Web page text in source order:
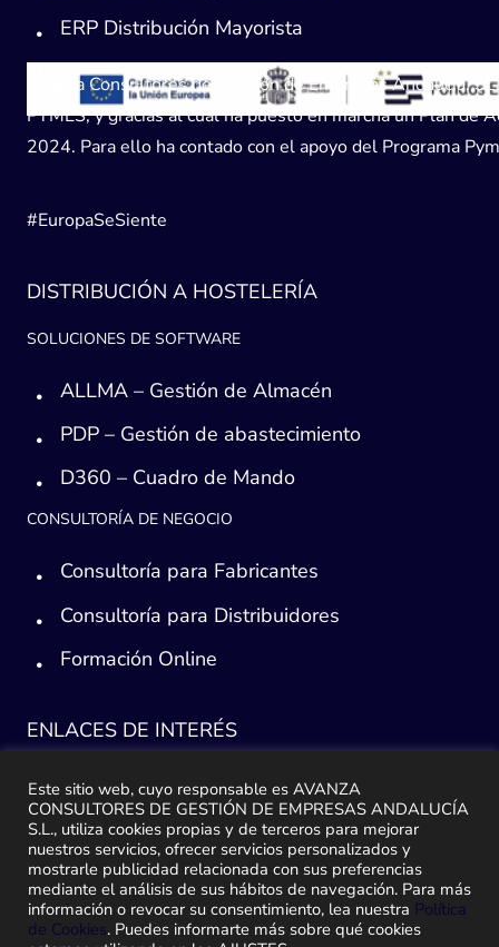
ERP Distribución Mayorista
Avanza Consultores de Gestión de Empresas Andaucía,
PYMES, y gracias al cual ha puesto en marcha un Plan
2024. Para ello ha contado con el apoyo del Programa
#EuropaSeSiente
DISTRIBUCIÓN A HOSTELERÍA
SOLUCIONES DE SOFTWARE
ALLMA – Gestión de Almacén
PDP – Gestión de abastecimiento
D360 – Cuadro de Mando
CONSULTORÍA DE NEGOCIO
Consultoría para Fabricantes
Consultoría para Distribuidores
Formación Online
ENLACES DE INTERÉS
Consultoría ERP Sage
Implantación ERP
Plan de ayuda Sage
Migración y traspaso de datos
Este sitio web, cuyo responsable es AVANZA
CONSULTORES DE GESTIÓN DE EMPRESAS ANDALUCÍA
S.L., utiliza cookies propias y de terceros para mejorar
nuestros servicios, ofrecer servicios personalizados y
mostrarle publicidad relacionada con sus preferencias
mediante el análisis de sus hábitos de navegación. Para más
información o revocar su consentimiento, lea nuestra Política
de Cookies. Puedes informarte más sobre qué cookies